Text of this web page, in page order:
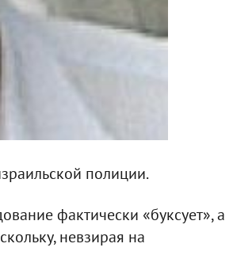
полиции.
фактически «буксует», а
невзирая на